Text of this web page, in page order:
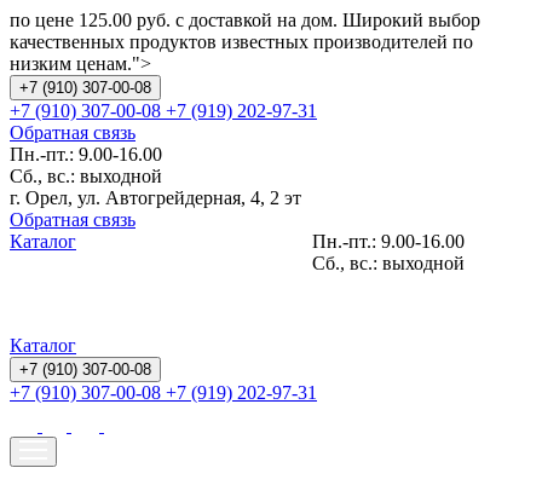
по цене 125.00 руб. с доставкой на дом. Широкий выбор
качественных продуктов известных производителей по
низким ценам.">
+7 (910) 307-00-08
+7 (910) 307-00-08 +7 (919) 202-97-31
Обратная связь
Пн.-пт.: 9.00-16.00
Сб., вс.: выходной
г. Орел, ул. Автогрейдерная, 4, 2 эт
Обратная связь
Пн.-пт.: 9.00-16.00
Сб., вс.: выходной
Каталог
Каталог
+7 (910) 307-00-08
+7 (910) 307-00-08 +7 (919) 202-97-31